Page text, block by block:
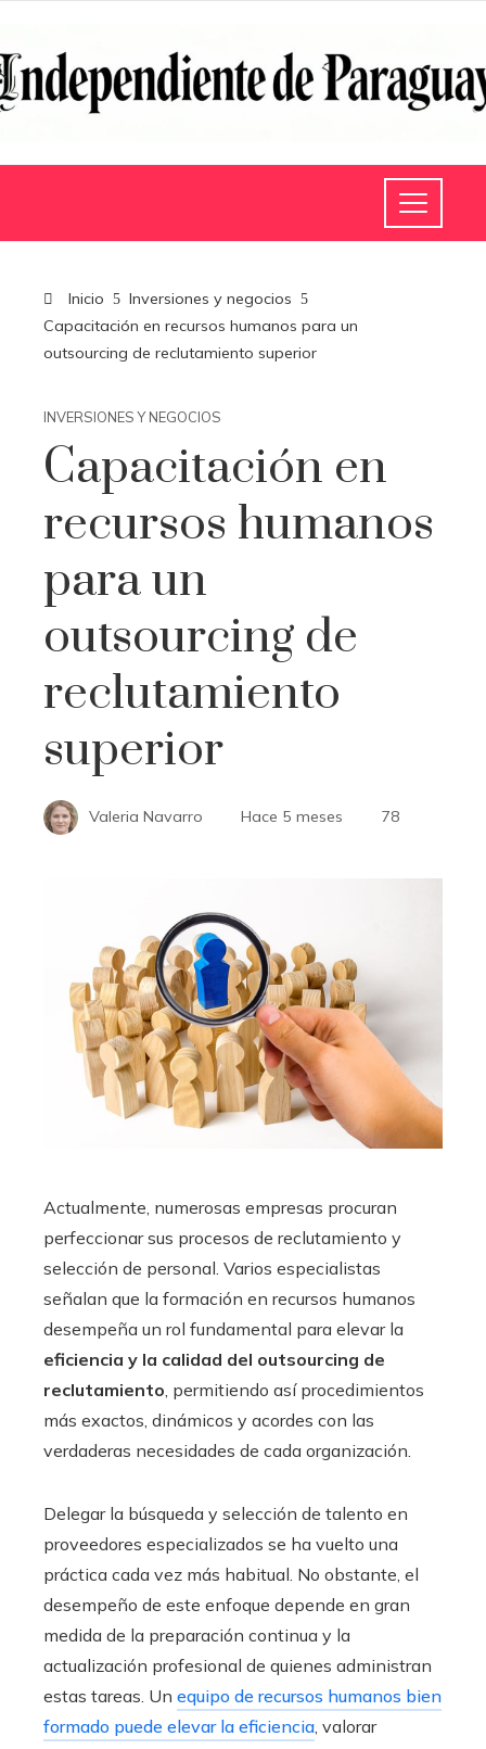
Inicio
Inversiones y negocios
Capacitación en recursos humanos para un
outsourcing de reclutamiento superior
INVERSIONES Y NEGOCIOS
Capacitación en
recursos humanos
para un
outsourcing de
reclutamiento
superior
Valeria Navarro Hace 5 meses 78
Actualmente, numerosas empresas procuran
perfeccionar sus procesos de reclutamiento y
selección de personal. Varios especialistas
señalan que la formación en recursos humanos
desempeña un rol fundamental para elevar la
eficiencia y la calidad del outsourcing de
reclutamiento , permitiendo así procedimientos
más exactos, dinámicos y acordes con las
verdaderas necesidades de cada organización.
Delegar la búsqueda y selección de talento en
proveedores especializados se ha vuelto una
práctica cada vez más habitual. No obstante, el
desempeño de este enfoque depende en gran
medida de la preparación continua y la
actualización profesional de quienes administran
estas tareas. Un equipo de recursos humanos bien
formado puede elevar la eficiencia , valorar